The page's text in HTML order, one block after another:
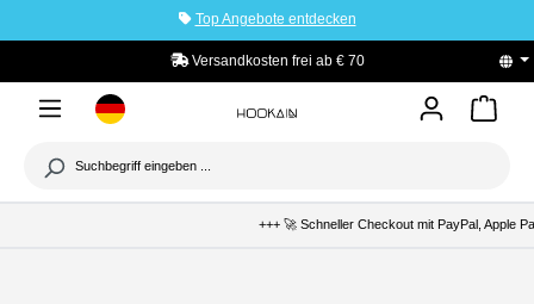
Top Angebote entdecken
Versandkosten frei ab € 70 PayPal
+++ 🚀 Schneller Checkout mit PayPal, Apple Pay